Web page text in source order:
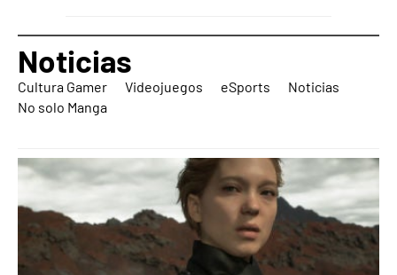
Noticias
Cultura Gamer Videojuegos eSports
Noticias
No solo Manga